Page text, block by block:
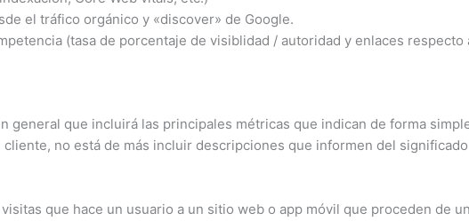
el tráfico orgánico y «discover» de Google.
(tasa de porcentaje de visiblidad / autoridad y enlaces respecto
que incluirá las principales métricas que indican de forma
no está de más incluir descripciones que informen del
que hace un usuario a un sitio web o app móvil que proceden de